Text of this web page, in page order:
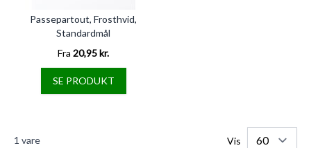
Passepartout, Frosthvid,
Standardmål
Fra 20,95 kr.
SE PRODUKT
1 vare Vis